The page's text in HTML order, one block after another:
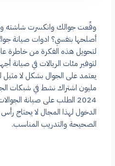
وقّعت جوالك وانكسرت شاشته
أصلحها بنفسي؟ ادوات صيانة
لتحويل هذه الفكرة من خاطرة
لتوفير مئات الريالات في صيانة
مليون اشتراك نشط في شبكات
2024 الطلب على صيانة
الدخول لهذا المجال لا يحتاج
الصحيحة والتدريب المناسب.